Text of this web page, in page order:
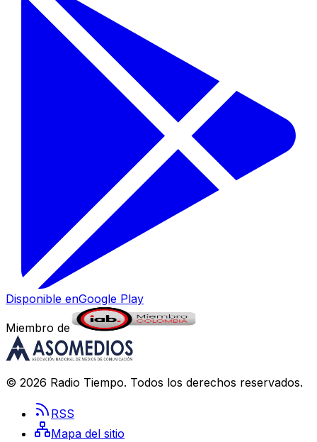
Disponible enGoogle Play
Miembro de
© 2026 Radio Tiempo. Todos los derechos reservados.
RSS
Mapa del sitio